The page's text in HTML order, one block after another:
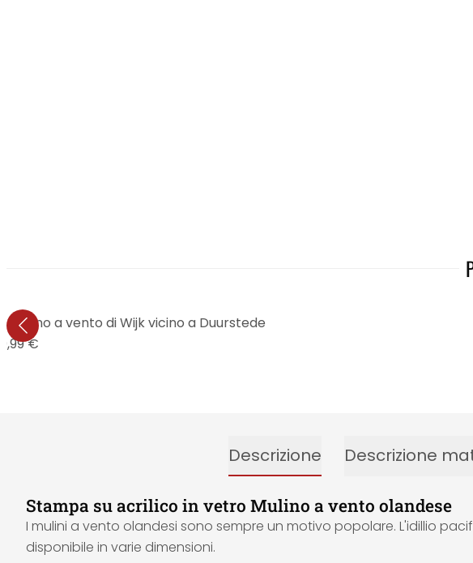
a vento di Wijk vicino a Duurstede
€
Descrizione Descrizione
Stampa su acrilico in vetro Mulino a vento olandese
I mulini a vento olandesi sono sempre un motivo popolare. L'idillio
disponibile in varie dimensioni.